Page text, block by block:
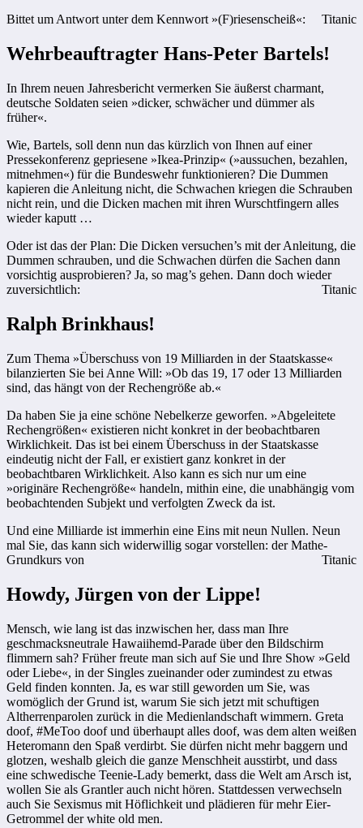
Bittet um Antwort unter dem Kennwort »(F)riesenscheiß«:
Titanic
Wehrbeauftragter Hans-Peter Bartels!
In Ihrem neuen Jahresbericht vermerken Sie äußerst charmant,
deutsche Soldaten seien »dicker, schwächer und dümmer als
früher«.
Wie, Bartels, soll denn nun das kürzlich von Ihnen auf einer
Pressekonferenz gepriesene »Ikea-Prinzip« (»aussuchen, bezahlen,
mitnehmen«) für die Bundeswehr funktionieren? Die Dummen
kapieren die Anleitung nicht, die Schwachen kriegen die Schrauben
nicht rein, und die Dicken machen mit ihren Wurschtfingern alles
wieder kaputt …
Oder ist das der Plan: Die Dicken versuchen’s mit der Anleitung, die
Dummen schrauben, und die Schwachen dürfen die Sachen dann
vorsichtig ausprobieren? Ja, so mag’s gehen. Dann doch wieder
zuversichtlich:
Titanic
Ralph Brinkhaus!
Zum Thema »Überschuss von 19 Milliarden in der Staatskasse«
bilanzierten Sie bei Anne Will: »Ob das 19, 17 oder 13 Milliarden
sind, das hängt von der Rechengröße ab.«
Da haben Sie ja eine schöne Nebelkerze geworfen. »Abgeleitete
Rechengrößen« existieren nicht konkret in der beobachtbaren
Wirklichkeit. Das ist bei einem Überschuss in der Staatskasse
eindeutig nicht der Fall, er existiert ganz konkret in der
beobachtbaren Wirklichkeit. Also kann es sich nur um eine
»originäre Rechengröße« handeln, mithin eine, die unabhängig vom
beobachtenden Subjekt und verfolgten Zweck da ist.
Und eine Milliarde ist immerhin eine Eins mit neun Nullen. Neun
mal Sie, das kann sich widerwillig sogar vorstellen: der Mathe-
Grundkurs von
Titanic
Howdy, Jürgen von der Lippe!
Mensch, wie lang ist das inzwischen her, dass man Ihre
geschmacksneutrale Hawaiihemd-Parade über den Bildschirm
flimmern sah? Früher freute man sich auf Sie und Ihre Show »Geld
oder Liebe«, in der Singles zueinander oder zumindest zu etwas
Geld finden konnten. Ja, es war still geworden um Sie, was
womöglich der Grund ist, warum Sie sich jetzt mit schuftigen
Altherrenparolen zurück in die Medienlandschaft wimmern. Greta
doof, #MeToo doof und überhaupt alles doof, was dem alten weißen
Heteromann den Spaß verdirbt. Sie dürfen nicht mehr baggern und
glotzen, weshalb gleich die ganze Menschheit ausstirbt, und dass
eine schwedische Teenie-Lady bemerkt, dass die Welt am Arsch ist,
wollen Sie als Grantler auch nicht hören. Stattdessen verwechseln
auch Sie Sexismus mit Höflichkeit und plädieren für mehr Eier-
Getrommel der white old men.